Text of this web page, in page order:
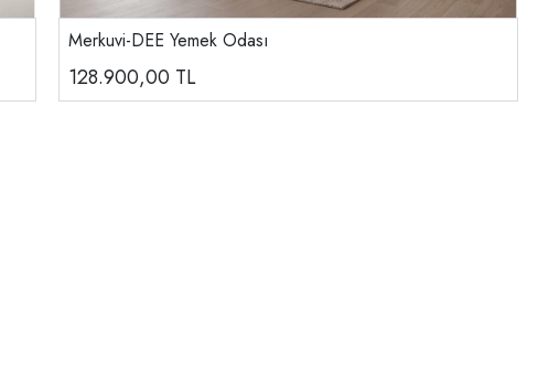
Merkuvi-DEE Yemek Odası
128.900,00 TL